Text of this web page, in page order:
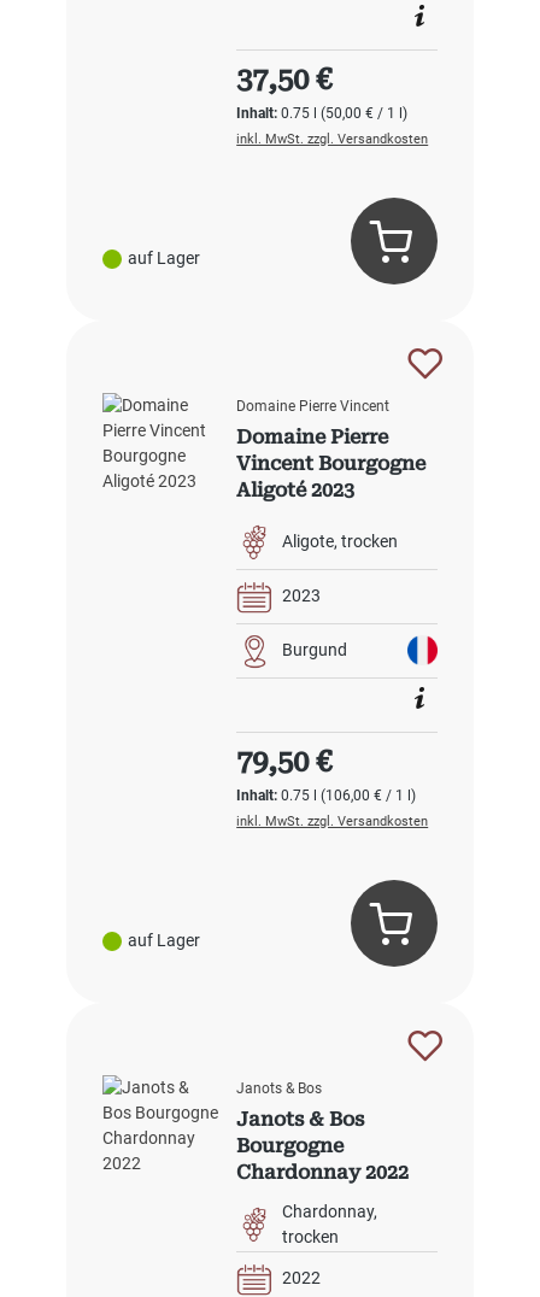
auf Lager
Inhalt:0.75 l(50,00 € / 1 l)
Regulärer Preis:
37,50 €
inkl. MwSt. zzgl. Versandkosten
auf Lager
Domaine Pierre Vincent
Domaine Pierre
Vincent Bourgogne
Aligoté 2023
Aligote trocken
2023
Burgund
Inhalt:0.75 l(106,00 € / 1 l)
Regulärer Preis:
79,50 €
inkl. MwSt. zzgl. Versandkosten
Janots & Bos
Janots & Bos
Bourgogne
Chardonnay 2022
Chardonnay
trocken
2022